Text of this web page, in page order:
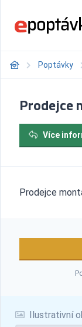
Poptávky
Ilustrativní
Prodejce
Více
Prodejce